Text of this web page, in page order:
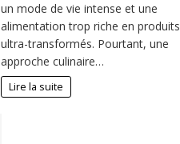
un mode de vie intense et une
alimentation trop riche en produits
ultra-transformés. Pourtant, une
approche culinaire…
Lire la suite